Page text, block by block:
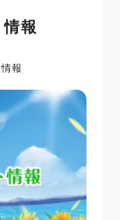
報
報